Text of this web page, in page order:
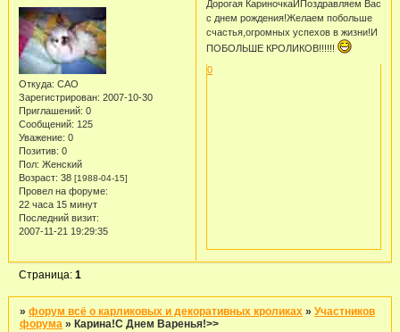
Откуда: САО
Зарегистрирован: 2007-10-30
Приглашений: 0
Сообщений: 125
Уважение: 0
Позитив: 0
Пол: Женский
Возраст: 38 [1988-04-15]
Провел на форуме:
22 часа 15 минут
Последний визит:
2007-11-21 19:29:35
Дорогая КариночкаЙПоздравляем Вас
с днем рождения!Желаем побольше
счастья,огромных успехов в жизни!И
ПОБОЛЬШЕ КРОЛИКОВ!!!!!!
0
Страница:1
»форум всё о карликовых и декоративных кроликах »Участников
форума » Карина!С Днем Варенья!>>